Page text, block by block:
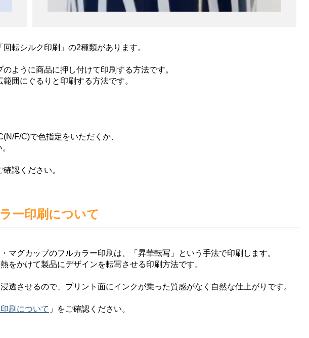
転シルク印刷」の2種類があります。
ように商品に押し付けて印刷する方法です。
囲にぐるりと印刷する方法です。
F/C)で色指定をいただくか、
確認ください。
ー印刷について
マグカップのフルカラー印刷は、「昇華転写」という手法で印刷します。
をかけて製品にデザインを転写させる印刷方法です。
透させるので、プリント面にインクが乗った質感がなく自然な仕上がりです。
刷について 」をご確認ください。